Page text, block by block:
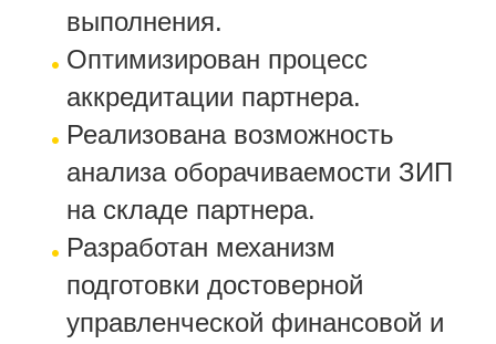
выполнения.
Оптимизирован процесс
аккредитации партнера.
Реализована возможность
анализа оборачиваемости ЗИП
на складе партнера.
Разработан механизм
подготовки достоверной
управленческой финансовой и